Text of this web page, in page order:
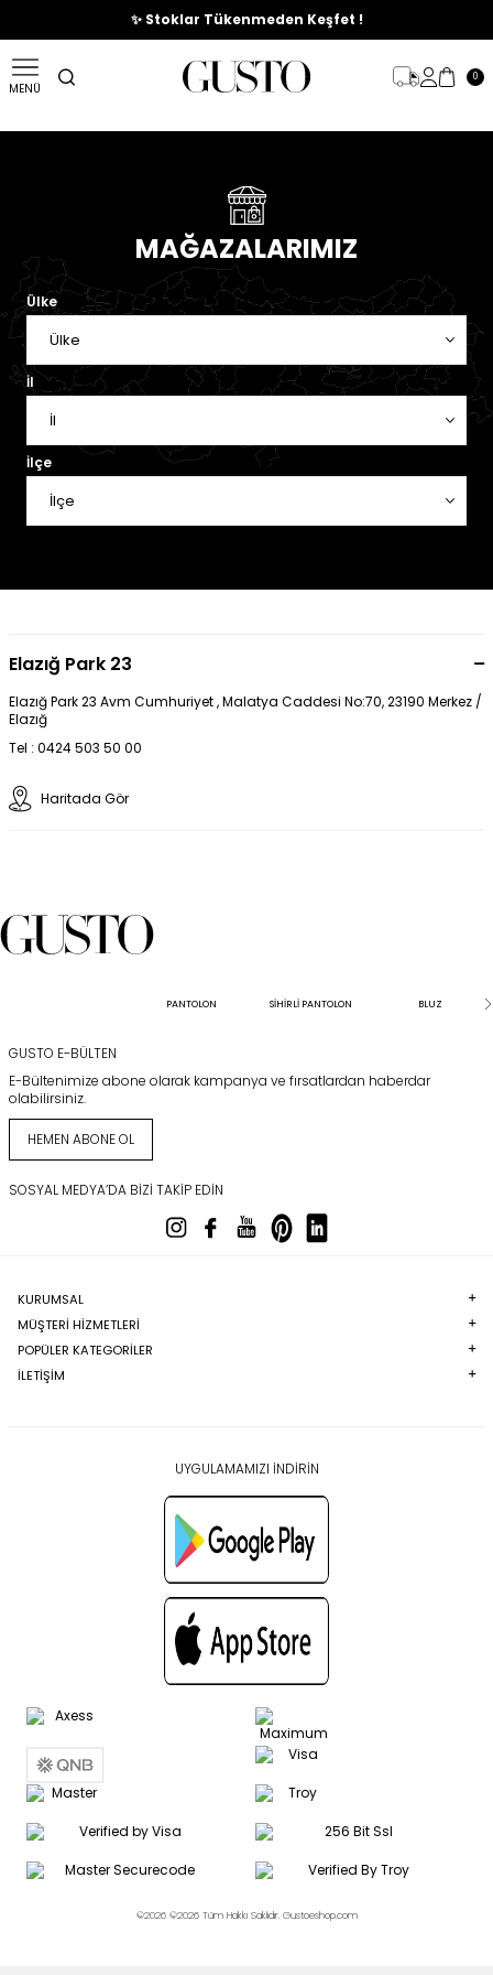
🎉%70'e Varan Büyük Yaz İndirim Başladı !
✨ Stoklar Tükenmeden Keşfet !
MENÜ
0
MAĞAZALARIMIZ
Ülke
İl
İlçe
Elazığ Park 23
Elazığ Park 23 Avm Cumhuriyet , Malatya Caddesi No:70, 23190 Merkez /
Elazığ
Tel : 0424 503 50 00
Haritada Gör
PANTOLON SİHİRLİ PANTOLON BLUZ
GUSTO E-BÜLTEN
E-Bültenimize abone olarak kampanya ve fırsatlardan haberdar
olabilirsiniz.
HEMEN ABONE OL
SOSYAL MEDYA’DA BIZI TAKIP EDIN
KURUMSAL
MÜŞTERI HIZMETLERI
POPÜLER KATEGORILER
İLETİŞİM
UYGULAMAMIZI İNDİRİN
©2026 ©2026 Tüm Hakkı Saklıdır. Gustoeshop.com